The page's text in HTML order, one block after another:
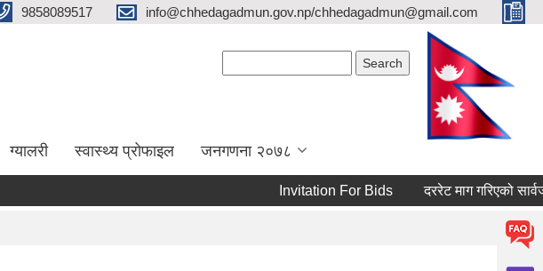
9858089517 info@chhedagadmun.gov.np/chhedagadmun@gmail.com
ग्यालरी स्वास्थ्य प्रोफाइल जनगणना २०७८
Invitation For Bids दररेट माग गरिएको सार्वजनिक